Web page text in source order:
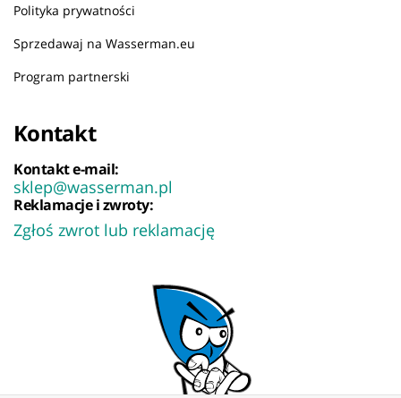
Polityka prywatności
Sprzedawaj na Wasserman.eu
Program partnerski
Kontakt
Kontakt e-mail:
sklep@wasserman.pl
Reklamacje i zwroty:
Zgłoś zwrot lub reklamację